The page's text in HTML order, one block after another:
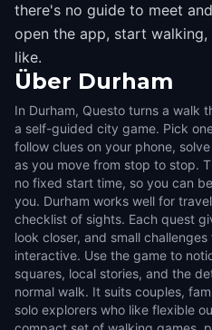
there's no guide to meet
open the app, start walking,
like.
Über Durham
In Durham, Questo turns a walk
a self-guided city game. Pick
follow clues on your phone,
as you move from stop to stop.
no fixed start time, so you can
you. Durham works well for
checklist of sights. Each quest
look closer, and small
interactive. Use the game to
squares, local stories, and the
normal walk. It suits couples,
solo explorers who like flexible